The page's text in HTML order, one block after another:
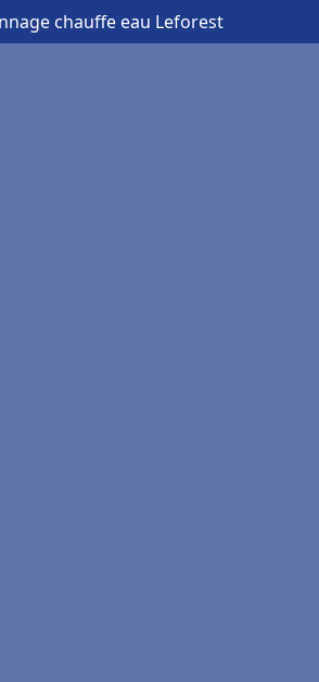
chauffe eau Leforest